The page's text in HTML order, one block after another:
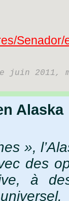
juin 2011,
Alaska
»,
des
à
universel.